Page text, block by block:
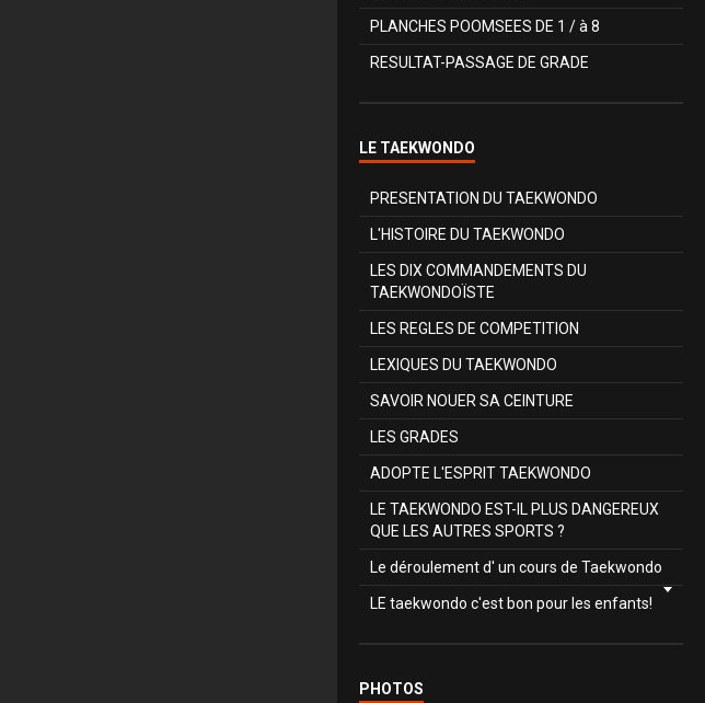
PLANCHES POOMSEES DE 1 / à 8
RESULTAT-PASSAGE DE GRADE
LE TAEKWONDO
PRESENTATION DU TAEKWONDO
L'HISTOIRE DU TAEKWONDO
LES DIX COMMANDEMENTS DU
TAEKWONDOÏSTE
LES REGLES DE COMPETITION
LEXIQUES DU TAEKWONDO
SAVOIR NOUER SA CEINTURE
LES GRADES
ADOPTE L'ESPRIT TAEKWONDO
LE TAEKWONDO EST-IL PLUS DANGEREUX
QUE LES AUTRES SPORTS ?
Le déroulement d' un cours de Taekwondo
LE taekwondo c'est bon pour les enfants!
PHOTOS